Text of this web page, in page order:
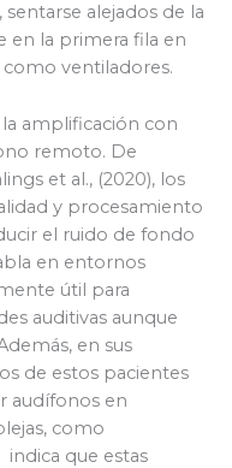
alejados de la
en la primera fila en
ventiladores.
amplificación con
remoto. De
et al., (2020), los
y procesamiento
el ruido de fondo
en entornos
útil para
auditivas aunque
en sus
de estos pacientes
audífonos en
como
que estas